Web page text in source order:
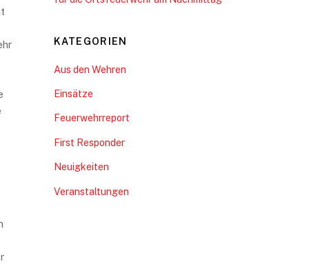
KATEGORIEN
Aus den Wehren
Einsätze
Feuerwehrreport
First Responder
Neuigkeiten
Veranstaltungen